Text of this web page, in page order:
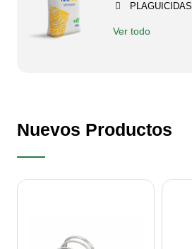
PLAGUICIDAS
Ver todo
Nuevos Productos